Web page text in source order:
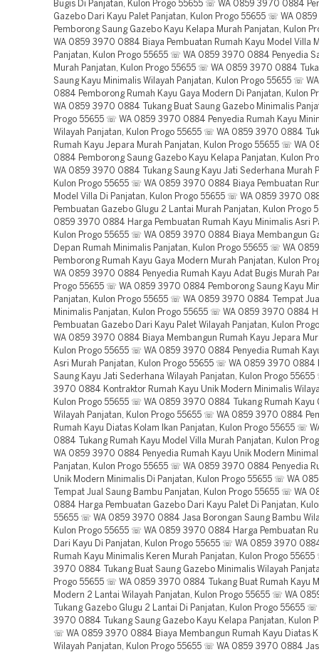
Bugis Di Panjatan, Kulon Progo 55655 ☏ WA 0859 3970 0884
Gazebo Dari Kayu Palet Panjatan, Kulon Progo 55655 ☏ WA
Pemborong Saung Gazebo Kayu Kelapa Murah Panjatan, Kulon
WA 0859 3970 0884 Biaya Pembuatan Rumah Kayu Model Villa
Panjatan, Kulon Progo 55655 ☏ WA 0859 3970 0884 Penyedia
Murah Panjatan, Kulon Progo 55655 ☏ WA 0859 3970 0884
Saung Kayu Minimalis Wilayah Panjatan, Kulon Progo 55655 ☏
0884 Pemborong Rumah Kayu Gaya Modern Di Panjatan, Kulon
WA 0859 3970 0884 Tukang Buat Saung Gazebo Minimalis
Progo 55655 ☏ WA 0859 3970 0884 Penyedia Rumah Kayu
Wilayah Panjatan, Kulon Progo 55655 ☏ WA 0859 3970 0884
Rumah Kayu Jepara Murah Panjatan, Kulon Progo 55655 ☏ WA
0884 Pemborong Saung Gazebo Kayu Kelapa Panjatan, Kulon
WA 0859 3970 0884 Tukang Saung Kayu Jati Sederhana Murah
Kulon Progo 55655 ☏ WA 0859 3970 0884 Biaya Pembuatan
Model Villa Di Panjatan, Kulon Progo 55655 ☏ WA 0859 3970
Pembuatan Gazebo Glugu 2 Lantai Murah Panjatan, Kulon Progo
0859 3970 0884 Harga Pembuatan Rumah Kayu Minimalis Asri
Kulon Progo 55655 ☏ WA 0859 3970 0884 Biaya Membangun
Depan Rumah Minimalis Panjatan, Kulon Progo 55655 ☏ WA
Pemborong Rumah Kayu Gaya Modern Murah Panjatan, Kulon
WA 0859 3970 0884 Penyedia Rumah Kayu Adat Bugis Murah
Progo 55655 ☏ WA 0859 3970 0884 Pemborong Saung Kayu
Panjatan, Kulon Progo 55655 ☏ WA 0859 3970 0884 Tempat
Minimalis Panjatan, Kulon Progo 55655 ☏ WA 0859 3970 0884
Pembuatan Gazebo Dari Kayu Palet Wilayah Panjatan, Kulon
WA 0859 3970 0884 Biaya Membangun Rumah Kayu Jepara
Kulon Progo 55655 ☏ WA 0859 3970 0884 Penyedia Rumah
Asri Murah Panjatan, Kulon Progo 55655 ☏ WA 0859 3970 0884
Saung Kayu Jati Sederhana Wilayah Panjatan, Kulon Progo
3970 0884 Kontraktor Rumah Kayu Unik Modern Minimalis
Kulon Progo 55655 ☏ WA 0859 3970 0884 Tukang Rumah Kayu
Wilayah Panjatan, Kulon Progo 55655 ☏ WA 0859 3970 0884
Rumah Kayu Diatas Kolam Ikan Panjatan, Kulon Progo 55655 ☏
0884 Tukang Rumah Kayu Model Villa Murah Panjatan, Kulon
WA 0859 3970 0884 Penyedia Rumah Kayu Unik Modern
Panjatan, Kulon Progo 55655 ☏ WA 0859 3970 0884 Penyedia
Unik Modern Minimalis Di Panjatan, Kulon Progo 55655 ☏ WA
Tempat Jual Saung Bambu Panjatan, Kulon Progo 55655 ☏ WA
0884 Harga Pembuatan Gazebo Dari Kayu Palet Di Panjatan,
55655 ☏ WA 0859 3970 0884 Jasa Borongan Saung Bambu
Kulon Progo 55655 ☏ WA 0859 3970 0884 Harga Pembuatan
Dari Kayu Di Panjatan, Kulon Progo 55655 ☏ WA 0859 3970
Rumah Kayu Minimalis Keren Murah Panjatan, Kulon Progo
3970 0884 Tukang Buat Saung Gazebo Minimalis Wilayah
Progo 55655 ☏ WA 0859 3970 0884 Tukang Buat Rumah Kayu
Modern 2 Lantai Wilayah Panjatan, Kulon Progo 55655 ☏ WA
Tukang Gazebo Glugu 2 Lantai Di Panjatan, Kulon Progo 55655
3970 0884 Tukang Saung Gazebo Kayu Kelapa Panjatan, Kulon
☏ WA 0859 3970 0884 Biaya Membangun Rumah Kayu Diatas
Wilayah Panjatan, Kulon Progo 55655 ☏ WA 0859 3970 0884